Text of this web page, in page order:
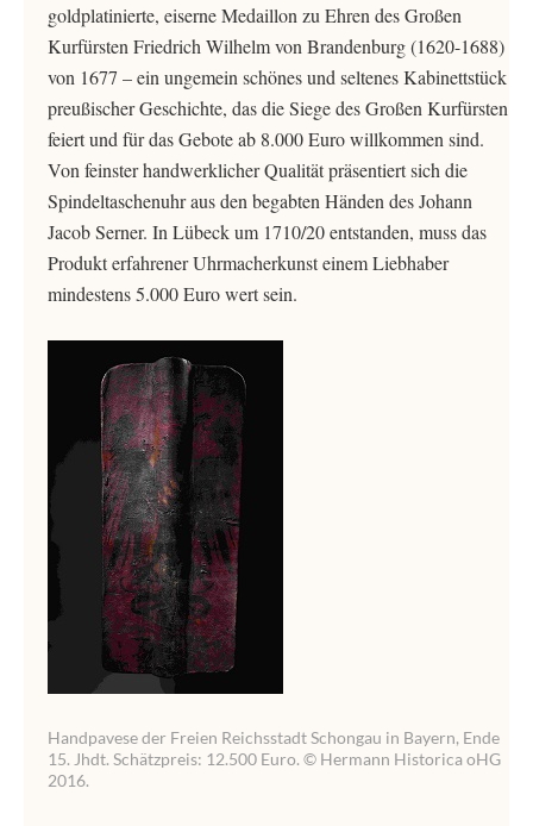
goldplatinierte, eiserne Medaillon zu Ehren des Großen
Kurfürsten Friedrich Wilhelm von Brandenburg (1620-1688)
von 1677 – ein ungemein schönes und seltenes Kabinettstück
preußischer Geschichte, das die Siege des Großen Kurfürsten
feiert und für das Gebote ab 8.000 Euro willkommen sind.
Von feinster handwerklicher Qualität präsentiert sich die
Spindeltaschenuhr aus den begabten Händen des Johann
Jacob Serner. In Lübeck um 1710/20 entstanden, muss das
Produkt erfahrener Uhrmacherkunst einem Liebhaber
mindestens 5.000 Euro wert sein.
Handpavese der Freien Reichsstadt Schongau in Bayern, Ende
15. Jhdt. Schätzpreis: 12.500 Euro. © Hermann Historica oHG
2016.